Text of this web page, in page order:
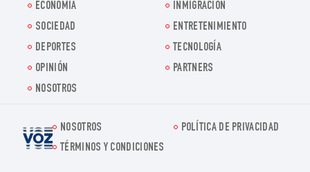
ECONOMÍA
INMIGRACIÓN
SOCIEDAD
ENTRETENIMIENTO
DEPORTES
TECNOLOGÍA
OPINIÓN
PARTNERS
NOSOTROS
Voz.us
NOSOTROS
POLÍTICA DE PRIVACIDAD
TÉRMINOS Y CONDICIONES